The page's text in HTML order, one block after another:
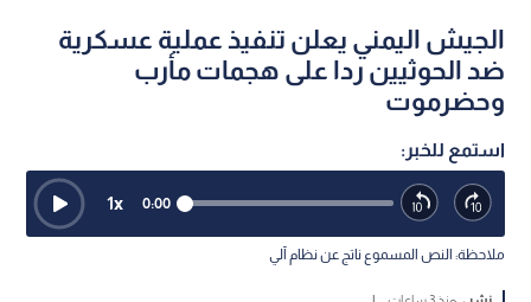
الجيش اليمني يعلن تنفيذ عملية عسكرية
ضد الحوثيين ردا على هجمات مأرب
وحضرموت
استمع للخبر:
0:00
1x
ملاحظة: النص المسموع ناتج عن نظام آلي